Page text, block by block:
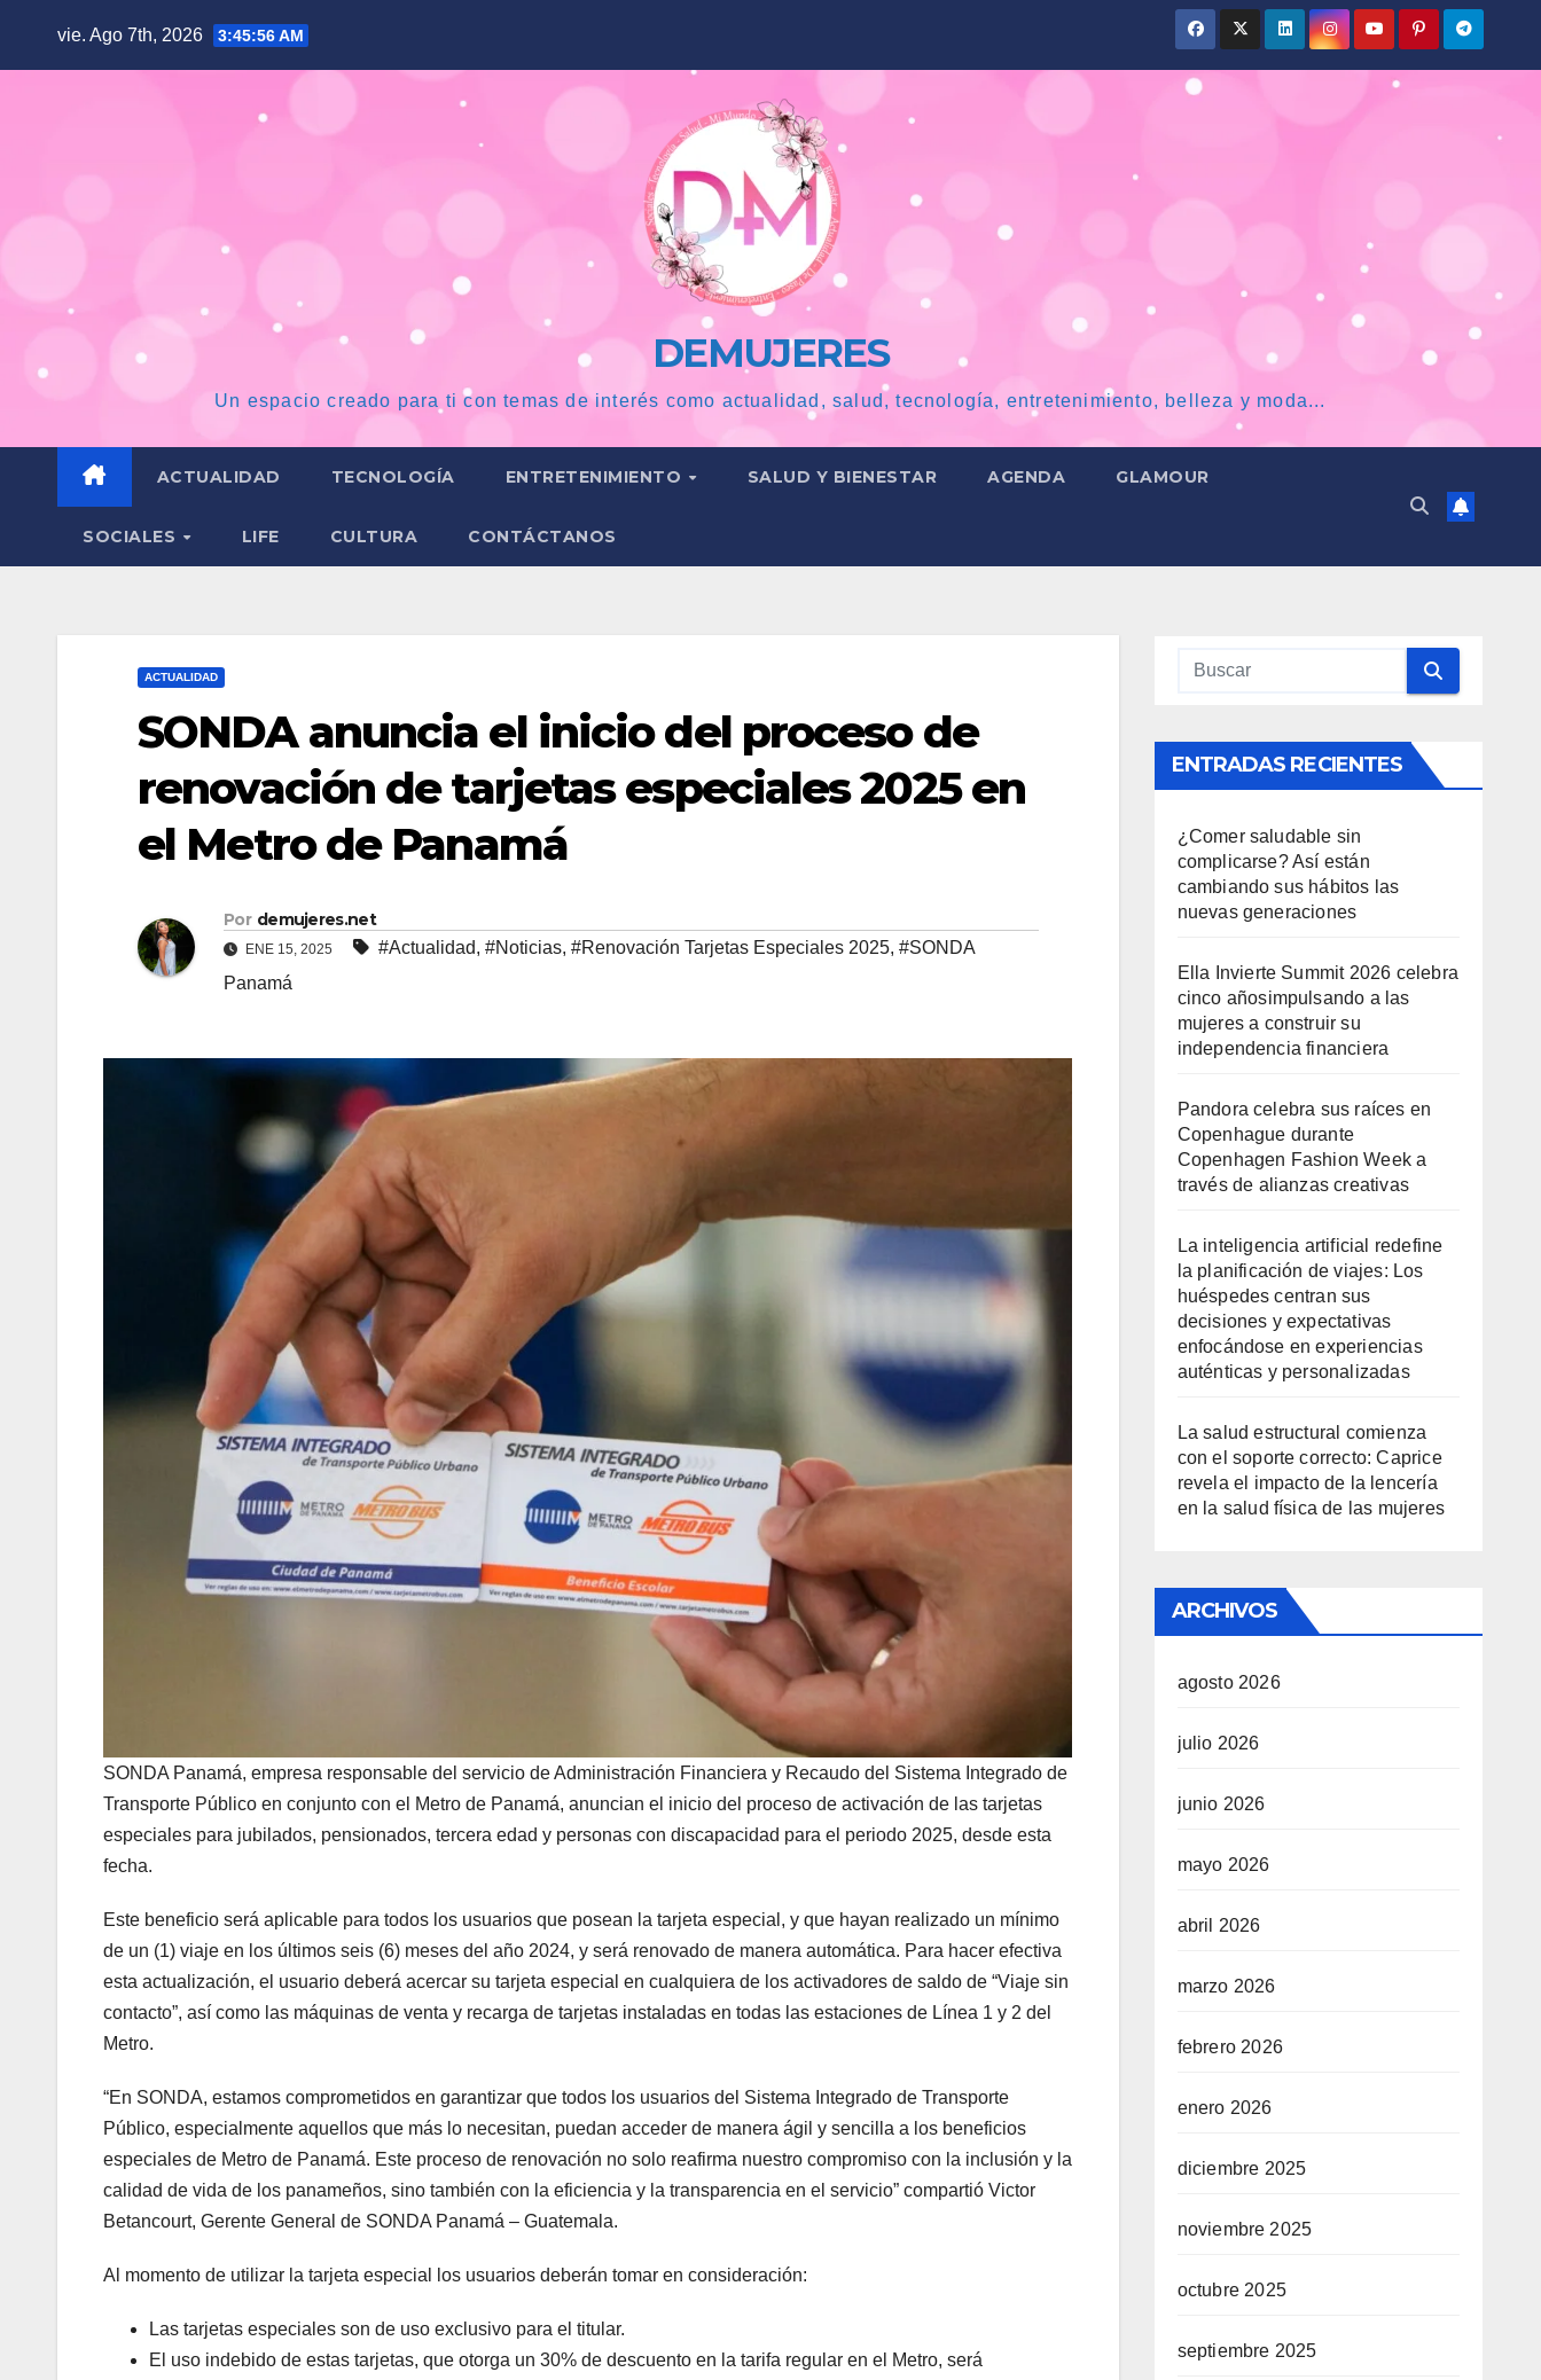
vie. Ago 7th, 2026 3:45:58 AM
DEMUJERES
Un espacio creado para ti con temas de interés como actualidad, salud, tecnología, entretenimiento, belleza y moda...
ACTUALIDAD TECNOLOGÍA ENTRETENIMIENTO SALUD Y BIENESTAR AGENDA GLAMOUR
SOCIALES LIFE CULTURA CONTÁCTANOS
ACTUALIDAD
SONDA anuncia el inicio del proceso de
renovación de tarjetas especiales 2025 en
el Metro de Panamá
Por demujeres.net
ENE 15, 2025 #Actualidad, #Noticias, #Renovación Tarjetas Especiales 2025, #SONDA
Panamá
SONDA Panamá, empresa responsable del servicio de Administración Financiera y Recaudo del Sistema Integrado de
Transporte Público en conjunto con el Metro de Panamá, anuncian el inicio del proceso de activación de las tarjetas
especiales para jubilados, pensionados, tercera edad y personas con discapacidad para el periodo 2025, desde esta
fecha.
Este beneficio será aplicable para todos los usuarios que posean la tarjeta especial, y que hayan realizado un mínimo
de un (1) viaje en los últimos seis (6) meses del año 2024, y será renovado de manera automática. Para hacer efectiva
esta actualización, el usuario deberá acercar su tarjeta especial en cualquiera de los activadores de saldo de “Viaje sin
contacto”, así como las máquinas de venta y recarga de tarjetas instaladas en todas las estaciones de Línea 1 y 2 del
Metro.
“En SONDA, estamos comprometidos en garantizar que todos los usuarios del Sistema Integrado de Transporte
Público, especialmente aquellos que más lo necesitan, puedan acceder de manera ágil y sencilla a los beneficios
especiales de Metro de Panamá. Este proceso de renovación no solo reafirma nuestro compromiso con la inclusión y la
calidad de vida de los panameños, sino también con la eficiencia y la transparencia en el servicio” compartió Victor
Betancourt, Gerente General de SONDA Panamá – Guatemala.
Al momento de utilizar la tarjeta especial los usuarios deberán tomar en consideración:
Las tarjetas especiales son de uso exclusivo para el titular.
El uso indebido de estas tarjetas, que otorga un 30% de descuento en la tarifa regular en el Metro, será
ENTRADAS RECIENTES
¿Comer saludable sin
complicarse? Así están
cambiando sus hábitos las
nuevas generaciones
Ella Invierte Summit 2026 celebra
cinco añosimpulsando a las
mujeres a construir su
independencia financiera
Pandora celebra sus raíces en
Copenhague durante
Copenhagen Fashion Week a
través de alianzas creativas
La inteligencia artificial redefine
la planificación de viajes: Los
huéspedes centran sus
decisiones y expectativas
enfocándose en experiencias
auténticas y personalizadas
La salud estructural comienza
con el soporte correcto: Caprice
revela el impacto de la lencería
en la salud física de las mujeres
ARCHIVOS
agosto 2026
julio 2026
junio 2026
mayo 2026
abril 2026
marzo 2026
febrero 2026
enero 2026
diciembre 2025
noviembre 2025
octubre 2025
septiembre 2025